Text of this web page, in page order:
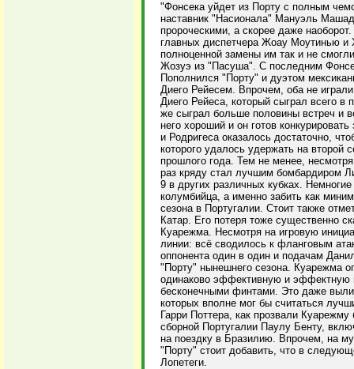
"Фонсека уйдет из Порту с полным
наставник "Насионала" Мануэль
пророческими, а скорее даже
главных диспетчера Жоау Моутинью и
полноценной замены им так и не
Жозуэ из "Пасуша". С последним
Пополнился "Порту" и дуэтом
Диего Рейесем. Впрочем, оба не
Диего Рейеса, который сыграл всего в
же сыграл больше половины встреч и
него хороший и он готов
и Родригеса оказалось достаточно,
которого удалось удержать на второй
прошлого года. Тем не менее,
раз кряду стал лучшим бомбардиром
9 в других различных кубках.
колумбийца, а именно забить как
сезона в Португалии. Стоит также
Катар. Его потеря тоже существенно
Куарежма. Несмотря на игровую
линии: всё сводилось к фланговым
оппонента один в один и подачам
"Порту" нынешнего сезона. Куарежма
одинаково эффективную и эффектную
бесконечными финтами. Это даже
которых вполне мог бы считаться
Гарри Поттера, как прозвали
сборной Португалии Паулу Бенту,
на поездку в Бразилию. Впрочем, на
"Порту" стоит добавить, что в
Лопетеги.